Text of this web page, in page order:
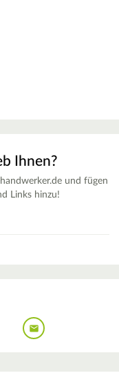
Ihnen?
und fügen
Links hinzu!